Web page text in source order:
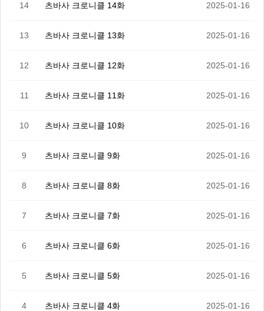
14 츠바사 크로니클 14화 2025-01-16
13 츠바사 크로니클 13화 2025-01-16
12 츠바사 크로니클 12화 2025-01-16
11 츠바사 크로니클 11화 2025-01-16
10 츠바사 크로니클 10화 2025-01-16
9 츠바사 크로니클 9화 2025-01-16
8 츠바사 크로니클 8화 2025-01-16
7 츠바사 크로니클 7화 2025-01-16
6 츠바사 크로니클 6화 2025-01-16
5 츠바사 크로니클 5화 2025-01-16
4 츠바사 크로니클 4화 2025-01-16